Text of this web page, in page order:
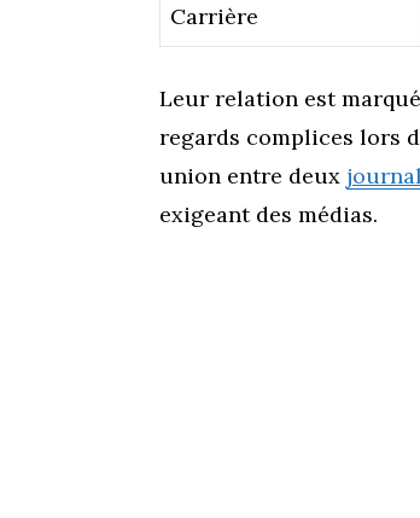
Carrière
Leur relation est
regards complices lors
union entre deux
exigeant des médias.